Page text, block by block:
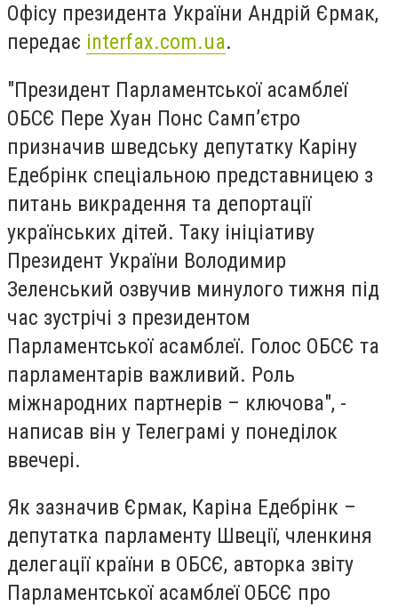
Офісу президента України Андрій Єрмак,
передає interfax.com.ua.
"Президент Парламентської асамблеї
ОБСЄ Пере Хуан Понс Самп’єтро
призначив шведську депутатку Каріну
Едебрінк спеціальною представницею з
питань викрадення та депортації
українських дітей. Таку ініціативу
Президент України Володимир
Зеленський озвучив минулого тижня під
час зустрічі з президентом
Парламентської асамблеї. Голос ОБСЄ та
парламентарів важливий. Роль
міжнародних партнерів – ключова", -
написав він у Телеграмі у понеділок
ввечері.
Як зазначив Єрмак, Каріна Едебрінк –
депутатка парламенту Швеції, членкиня
делегації країни в ОБСЄ, авторка звіту
Парламентської асамблеї ОБСЄ про